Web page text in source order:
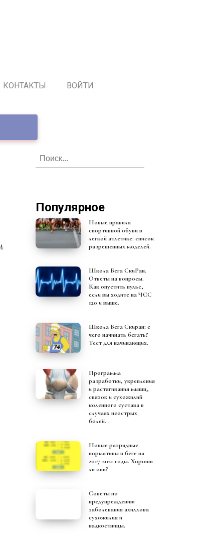
КОНТАКТЫ ВОЙТИ
Популярное
Новые правила
спортивной обуви в
легкой атлетике: список
разрешенных моделей.
Школа Бега СкиРан.
Ответы на вопросы.
Как опустить пульс,
если вы ходите на ЧСС
120 и выше.
Школа Бега Скиран: с
чего начинать бегать?
Тест для начинающих.
Программа
разработки, укрепления
и растягивания мышц,
связок и сухожилий
коленного сустава в
случаях неострых
болей.
Новые разрядные
нормативы в беге на
2017-2021 годы. Хороши
ли они?
Советы по
предупреждению
заболевания ахиллова
сухожилия и
надкостницы.